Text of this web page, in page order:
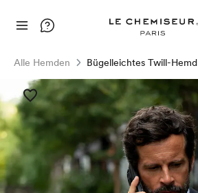
Alle Hemden Bügelleichtes Twill-Hemd